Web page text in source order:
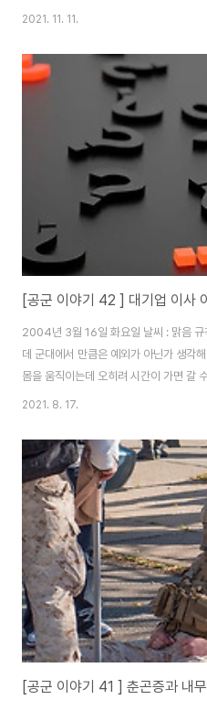
에서 자다 말고 한 녀석이 "야, 우리 청소
회 소식 아침 식사 후, 실습장에서 일과
수 있는 위주의 실습을 하는데, 스산한 봄
나가지 않고 집에서 혹은 여유롭게 비를
나 현실은 어제도 오늘도 앞으로도 전역
2021. 11. 11.
[공군 이야기 42 ] 대기업 이사
2004년 3월 16일 화요일 날씨 : 맑음 규
데 군대에서 만큼은 예외가 아닌가 생각
몸을 움직이는데 오히려 시간이 가면 갈
로 원하는 일을 해야 건강 해 진다는 이론
안 깨고 잠을 잤는데도, 실외 점호를 하
훈련소 생활을 생각하다 군대는 계급이
다가오는 것은 틀림없는 사실이다 그럼
어난다 그립다기보다는 추억 한다는 표
했던 훈련병 때를 ..
2021. 8. 17.
[공군 이야기 41 ] 춘곤증과 내